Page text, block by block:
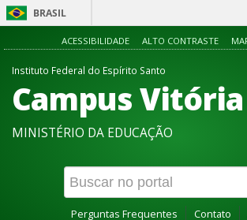
BRASIL
Acesso à
ACESSIBILIDADE ALTO CONTRASTE
Instituto Federal do Espírito Santo
Campus Vitória
MINISTÉRIO DA EDUCAÇÃO
Perguntas Frequentes Contato